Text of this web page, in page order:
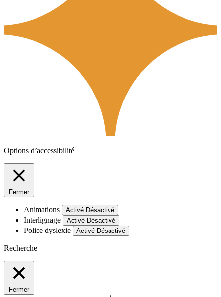
Options d’accessibilité
Fermer
Animations Activé Désactivé
Interlignage Activé Désactivé
Police dyslexie Activé Désactivé
Recherche
Fermer